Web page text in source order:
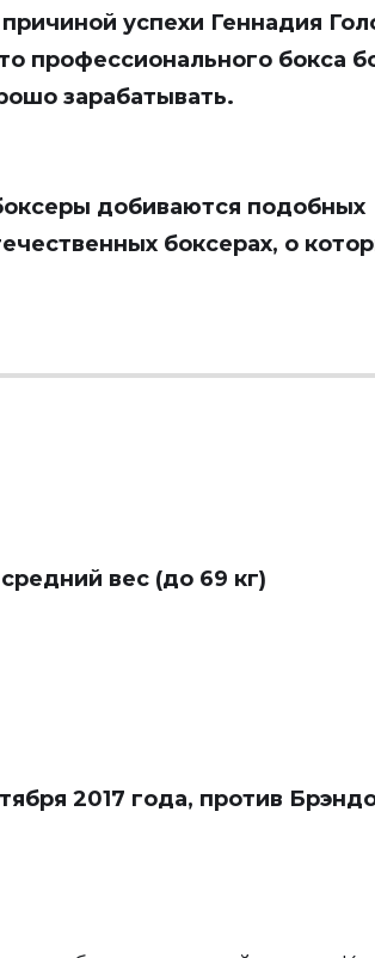
успехи Геннадия
профессионального бокса
зарабатывать.
добиваются подобных
боксерах, о
вес (до 69 кг)
2017 года, против